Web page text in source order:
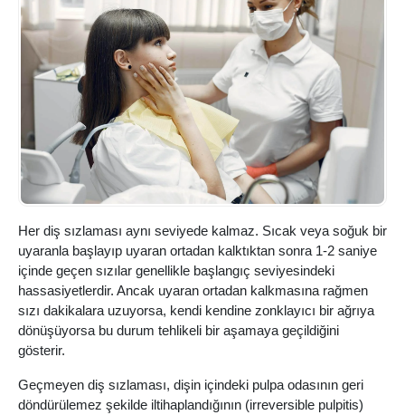
Her diş sızlaması aynı seviyede kalmaz. Sıcak veya soğuk bir
uyaranla başlayıp uyaran ortadan kalktıktan sonra 1-2 saniye
içinde geçen sızılar genellikle başlangıç seviyesindeki
hassasiyetlerdir. Ancak uyaran ortadan kalkmasına rağmen
sızı dakikalara uzuyorsa, kendi kendine zonklayıcı bir ağrıya
dönüşüyorsa bu durum tehlikeli bir aşamaya geçildiğini
gösterir.
Geçmeyen diş sızlaması, dişin içindeki pulpa odasının geri
döndürülemez şekilde iltihaplandığının (irreversible pulpitis)